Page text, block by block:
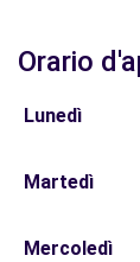
Orario
Lunedì
Martedì
Mercoledì